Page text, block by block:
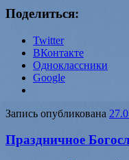
Поделиться:
Twitter
ВКонтакте
Одноклассники
Google
Запись опубликована
Праздничное